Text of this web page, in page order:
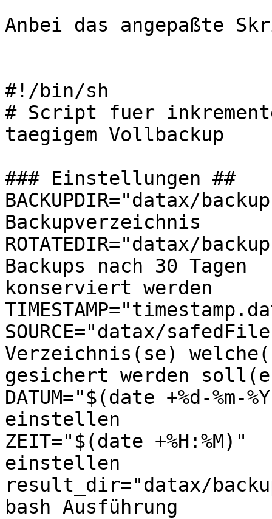
Anbei das angepaßte
#!/bin/sh
# Script fuer
taegigem Vollbackup
### Einstellungen ##
BACKUPDIR="datax/
Backupverzeichnis
ROTATEDIR="datax/
Backups nach 30 Tagen
konserviert werden
SOURCE="datax/
Verzeichnis(se)
gesichert werden
DATUM="$(date +%d-
einstellen
ZEIT="$(date
einstellen
result_dir="datax/
bash Ausführung